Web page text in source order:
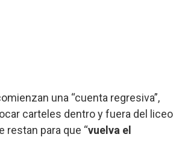
una “cuenta regresiva”,
carteles dentro y fuera del liceo
restan para que “vuelva el